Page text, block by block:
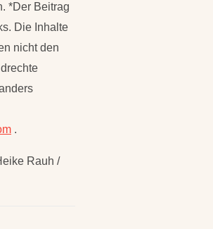
*Der Beitrag
Die Inhalte
nicht den
.
Rauh /